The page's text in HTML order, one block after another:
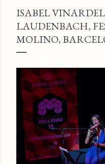
ISABEL
LAUDENBACH,
MOLINO,